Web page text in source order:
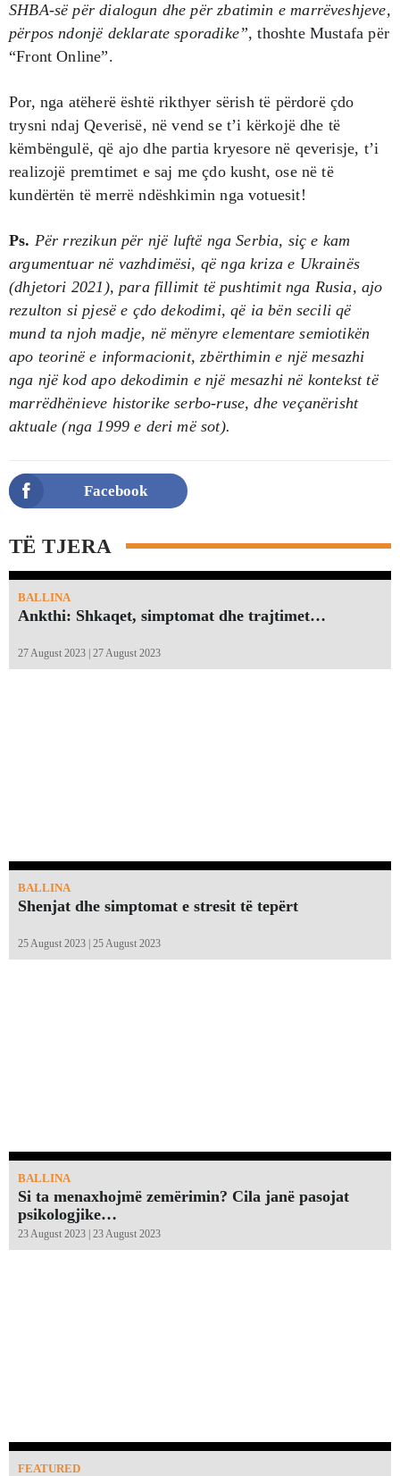
SHBA-së për dialogun dhe për zbatimin e marrëveshjeve,
përpos ndonjë deklarate sporadike”, thoshte Mustafa për
“Front Online”.
Por, nga atëherë është rikthyer sërish të përdorë çdo
trysni ndaj Qeverisë, në vend se t’i kërkojë dhe të
këmbëngulë, që ajo dhe partia kryesore në qeverisje, t’i
realizojë premtimet e saj me çdo kusht, ose në të
kundërtën të merrë ndëshkimin nga votuesit!
Ps. Për rrezikun për një luftë nga Serbia, siç e kam
argumentuar në vazhdimësi, që nga kriza e Ukrainës
(dhjetori 2021), para fillimit të pushtimit nga Rusia, ajo
rezulton si pjesë e çdo dekodimi, që ia bën secili që
mund ta njoh madje, në mënyre elementare semiotikën
apo teorinë e informacionit, zbërthimin e një mesazhi
nga një kod apo dekodimin e një mesazhi në kontekst të
marrëdhënieve historike serbo-ruse, dhe veçanërisht
aktuale (nga 1999 e deri më sot).
Facebook
TË TJERA
BALLINA
Ankthi: Shkaqet, simptomat dhe trajtimet…
27 August 2023 | 27 August 2023
BALLINA
Shenjat dhe simptomat e stresit të tepërt
25 August 2023 | 25 August 2023
BALLINA
Si ta menaxhojmë zemërimin? Cila janë pasojat
psikologjike…
23 August 2023 | 23 August 2023
FEATURED